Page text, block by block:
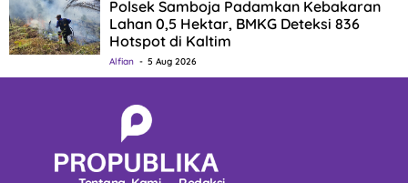
Polsek Samboja Padamkan Kebakaran
Lahan 0,5 Hektar, BMKG Deteksi 836
Hotspot di Kaltim
Alfian 5 Aug 2026